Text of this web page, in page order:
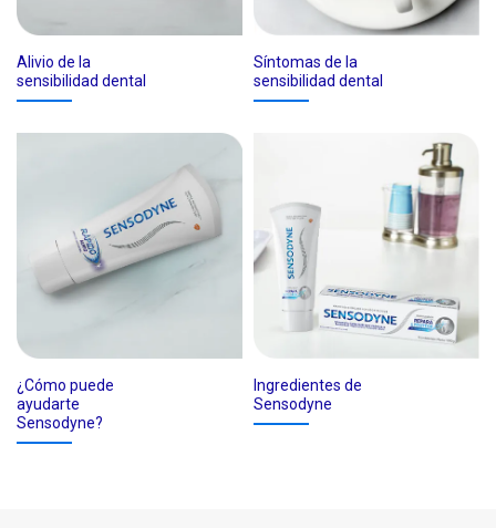
Alivio de la
sensibilidad dental
Síntomas de la
sensibilidad dental
¿Cómo puede
ayudarte
Sensodyne?
Ingredientes de
Sensodyne